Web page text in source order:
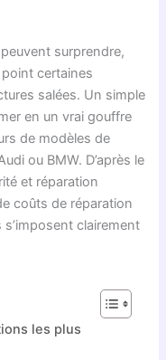
surprendre,
certaines
salées. Un simple
en un vrai gouffre
de modèles de
ou BMW. D’après le
et réparation
coûts de réparation
clairement
les plus